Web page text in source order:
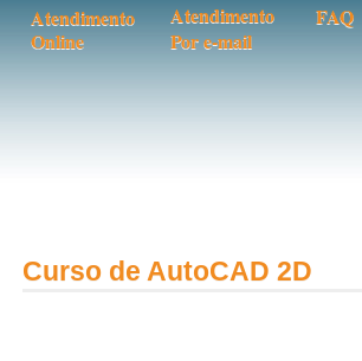
Atendimento
Online
Atendimento
Por e-mail
FAQ
Curso de AutoCAD 2D